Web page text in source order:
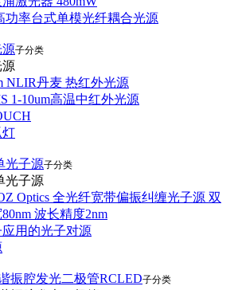
功率台式单模光纤耦合光源
源子分类
源
NLIR丹麦 热红外光源
1-10um高温中红外光源
灯
光子源子分类
光子源
Optics 全光纤宽带偏振纠缠光子源 双
波长精度2nm
应用的光子对源
振腔发光二极管RCLED子分类